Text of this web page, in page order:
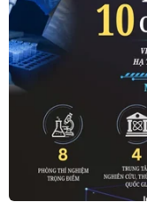
Nam và tỉnh
12/12/2018 13:31
Phiên họp lần thứ
tỉnh Lai Châu, Hà
và tỉnh Vân Nam
nhất các nội dung